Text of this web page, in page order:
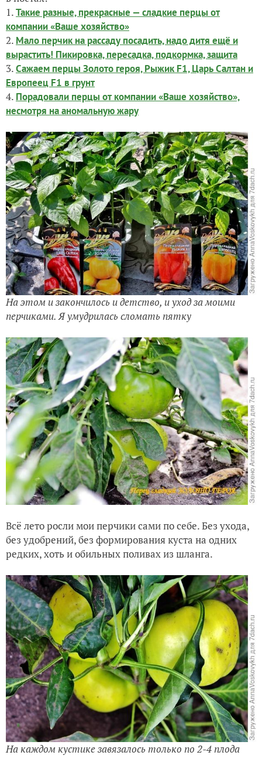
1.Такие разные, прекрасные — сладкие перцы от
компании «Ваше хозяйство»
2. Мало перчик на рассаду посадить, надо дитя ещё и
вырастить! Пикировка, пересадка, подкормка, защита
3.Сажаем перцы Золото героя, Рыжик F1, Царь Салтан и
Европеец F1 в грунт
4. Порадовали перцы от компании «Ваше хозяйство»,
несмотря на аномальную жару
На этом и закончилось и детство, и уход за моими
перчиками. Я умудрилась сломать пятку
Всё лето росли мои перчики сами по себе. Без ухода,
без удобрений, без формирования куста на одних
редких, хоть и обильных поливах из шланга.
На каждом кустике завязалось только по 2-4 плода